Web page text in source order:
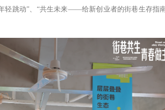
轻跳动”、“共生未来——给新创业者的街巷生存指